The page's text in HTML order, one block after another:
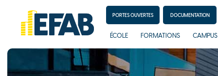
ÉCOLE FORMATIONS CAMPUS
PORTES OUVERTES DOCUMENTATION